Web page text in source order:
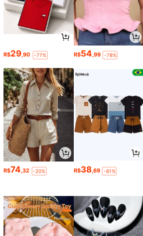
R$29,90 -77% R$54,99 -78%
R$74,32 -20% R$38,69 -61%